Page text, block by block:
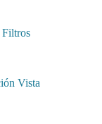
Filtros
Vista